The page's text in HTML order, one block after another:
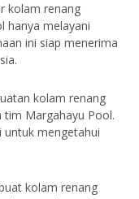
kolam renang
hanya melayani
ini siap menerima
kolam renang
tim Margahayu Pool.
mengetahui
kolam renang